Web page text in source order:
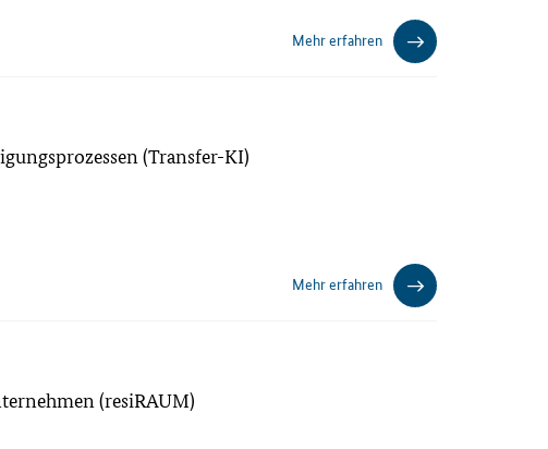
Mehr erfahren
(Transfer-KI)
Mehr erfahren
(resiRAUM)